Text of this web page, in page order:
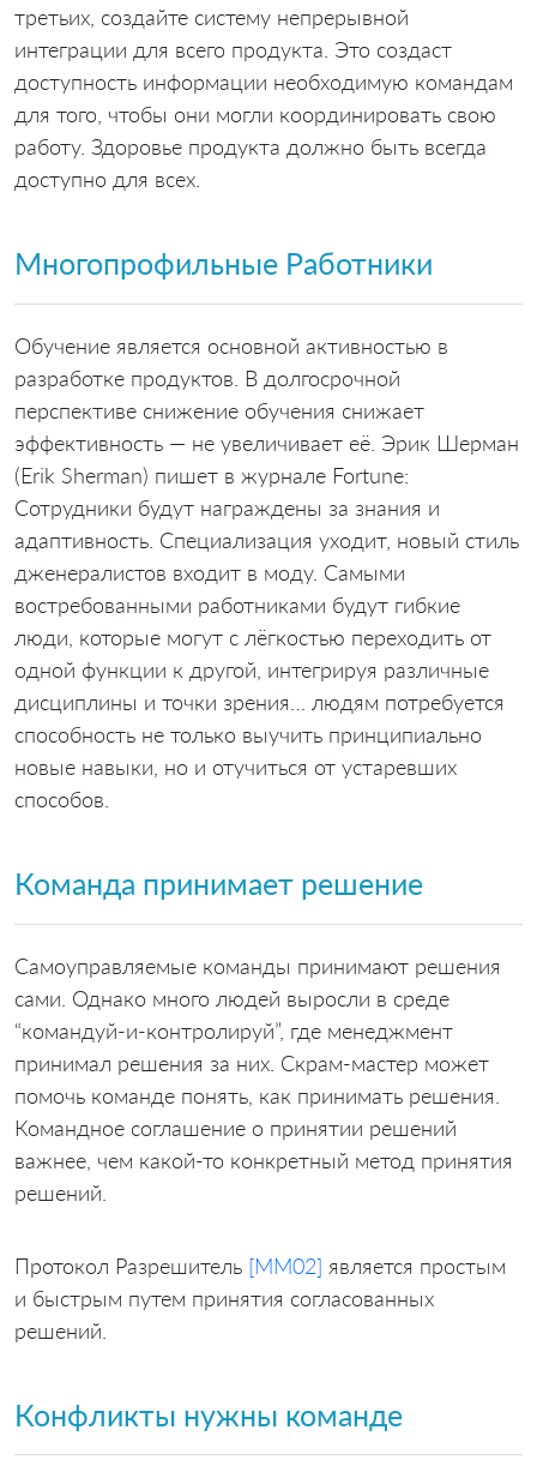
третьих, создайте систему непрерывной
интеграции для всего продукта. Это создаст
доступность информации необходимую командам
для того, чтобы они могли координировать свою
работу. Здоровье продукта должно быть всегда
доступно для всех.
Многопрофильные Работники
Обучение является основной активностью в
разработке продуктов. В долгосрочной
перспективе снижение обучения снижает
эффективность — не увеличивает её. Эрик Шерман
(Erik Sherman) пишет в журнале Fortune:
Сотрудники будут награждены за знания и
адаптивность. Специализация уходит, новый стиль
дженералистов входит в моду. Самыми
востребованными работниками будут гибкие
люди, которые могут с лёгкостью переходить от
одной функции к другой, интегрируя различные
дисциплины и точки зрения… людям потребуется
способность не только выучить принципиально
новые навыки, но и отучиться от устаревших
способов.
Команда принимает решение
Самоуправляемые команды принимают решения
сами. Однако много людей выросли в среде
“командуй-и-контролируй”, где менеджмент
принимал решения за них. Скрам-мастер может
помочь команде понять, как принимать решения.
Командное соглашение о принятии решений
важнее, чем какой-то конкретный метод принятия
решений.
Протокол Разрешитель [MM02] является простым
и быстрым путем принятия согласованных
решений.
Конфликты нужны команде